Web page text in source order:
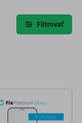
Filtrovať